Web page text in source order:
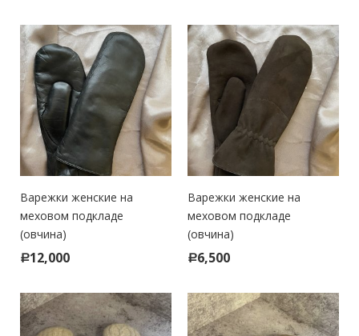
Варежки женские на
меховом подкладе
(овчина)
Р12,000
Варежки женские на
меховом подкладе
(овчина)
Р6,500